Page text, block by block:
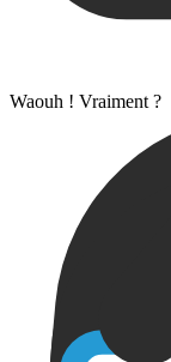
Waouh ! Vraiment ?